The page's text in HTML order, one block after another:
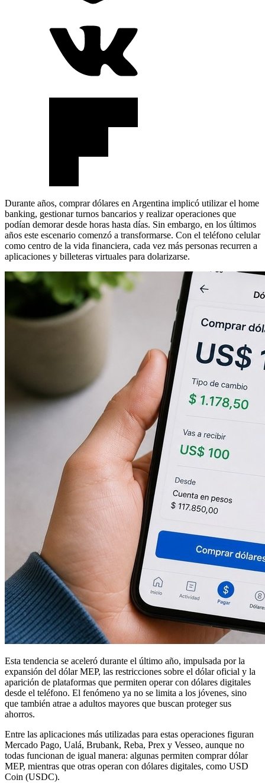
Durante años, comprar dólares en Argentina implicó utilizar el home
banking, gestionar turnos bancarios y realizar operaciones que
podían demorar desde horas hasta días. Sin embargo, en los últimos
años este escenario comenzó a transformarse. Con el teléfono celular
como centro de la vida financiera, cada vez más personas recurren a
aplicaciones y billeteras virtuales para dolarizarse.
Esta tendencia se aceleró durante el último año, impulsada por la
expansión del dólar MEP, las restricciones sobre el dólar oficial y la
aparición de plataformas que permiten operar con dólares digitales
desde el teléfono. El fenómeno ya no se limita a los jóvenes, sino
que también atrae a adultos mayores que buscan proteger sus
ahorros.
Entre las aplicaciones más utilizadas para estas operaciones figuran
Mercado Pago, Ualá, Brubank, Reba, Prex y Vesseo, aunque no
todas funcionan de igual manera: algunas permiten comprar dólar
MEP, mientras que otras operan con dólares digitales, como USD
Coin (USDC).